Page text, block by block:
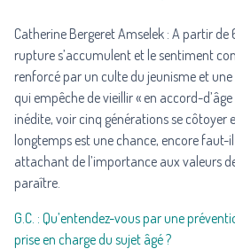
Catherine Bergeret Amselek : A partir
rupture s’accumulent et le sentiment
renforcé par un culte du jeunisme et
qui empêche de vieillir « en accord-
inédite, voir cinq générations se côtoyer
longtemps est une chance, encore faut-
attachant de l’importance aux valeurs
paraître.
G.C. : Qu’entendez-vous par une
prise en charge du sujet âgé ?